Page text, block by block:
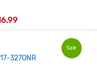
Sale
327ONR